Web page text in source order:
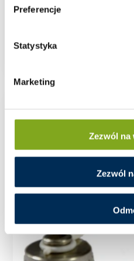
Preferencje
Statystyka
Marketing
Zezwól na
Zezwól